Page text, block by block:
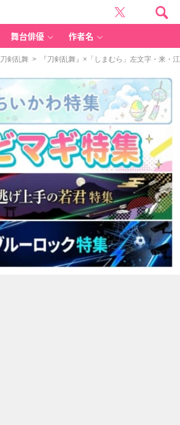
舞台俳優 作者名
刀剣乱舞 > 『刀剣乱舞』×「しまむら」左文字・来・